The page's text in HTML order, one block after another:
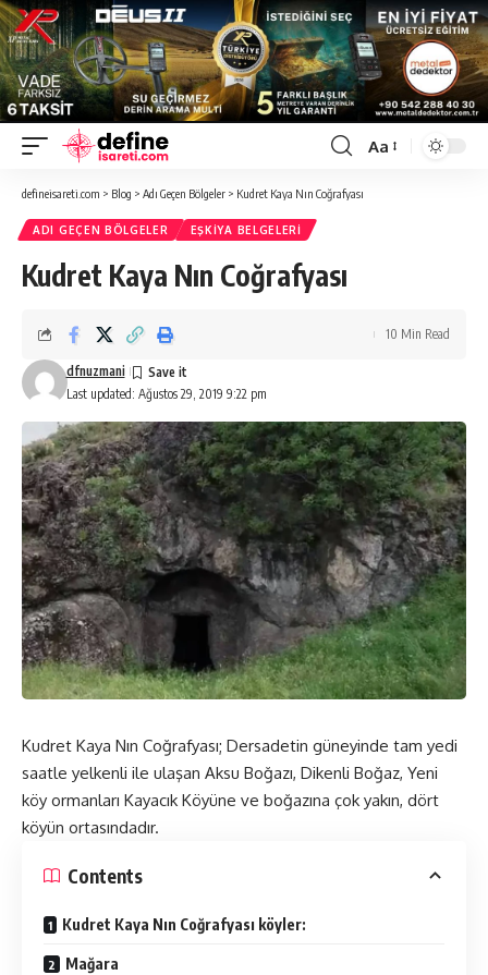
Font
Aa
defineisareti.com > Blog > Adı Geçen Bölgeler > Kudret Kaya Nın Coğrafyası
ADI GEÇEN BÖLGELER EŞKIYA BELGELERI
Kudret Kaya Nın Coğrafyası
Last updated: Ağustos 29, 2019 9:22 pm
dfnuzmani
10 Min Read
Kudret Kaya Nın Coğrafyası; Dersadetin güneyinde tam yedi
saatle yelkenli ile ulaşan Aksu Boğazı, Dikenli Boğaz, Yeni
köy ormanları Kayacık Köyüne ve boğazına çok yakın, dört
köyün ortasındadır.
Contents
Kudret Kaya Nın Coğrafyası köyler:
Mağara